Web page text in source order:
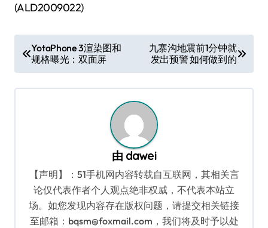
(ALD2009022)
章
导
YotaPhone 3渲染图和
规格曝光：双面屏
九寨沟地震前1分钟就
发出预警 如何做到的
由 dawei
【声明】：51手机网内容转载自互联网，其相关言
论仅代表作者个人观点绝非权威，不代表本站立
场。如您发现内容存在版权问题，请提交相关链接
至邮箱：bqsm@foxmail.com，我们将及时予以处